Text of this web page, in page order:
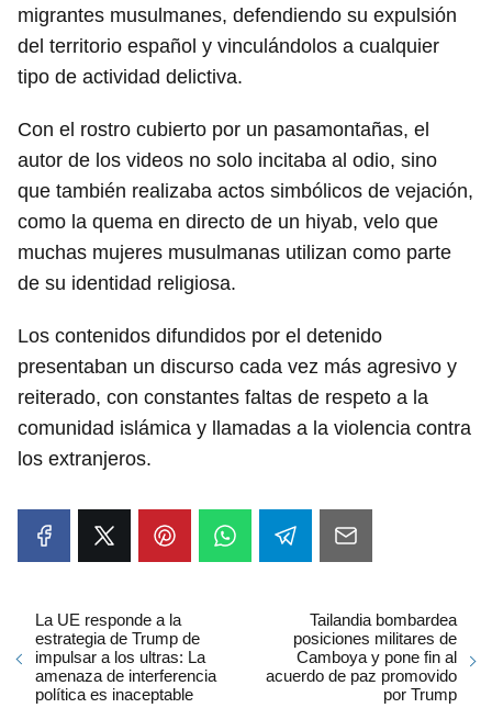
migrantes musulmanes, defendiendo su expulsión
del territorio español y vinculándolos a cualquier
tipo de actividad delictiva.
Con el rostro cubierto por un pasamontañas, el
autor de los videos no solo incitaba al odio, sino
que también realizaba actos simbólicos de vejación,
como la quema en directo de un hiyab, velo que
muchas mujeres musulmanas utilizan como parte
de su identidad religiosa.
Los contenidos difundidos por el detenido
presentaban un discurso cada vez más agresivo y
reiterado, con constantes faltas de respeto a la
comunidad islámica y llamadas a la violencia contra
los extranjeros.
La UE responde a la
estrategia de Trump de
impulsar a los ultras: La
amenaza de interferencia
política es inaceptable
Tailandia bombardea
posiciones militares de
Camboya y pone fin al
acuerdo de paz promovido
por Trump